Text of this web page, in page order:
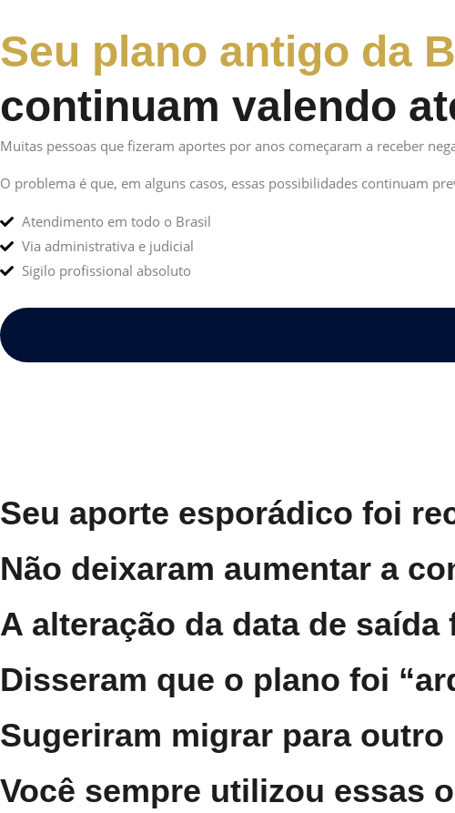
Seu plano antigo da
continuam valendo
Muitas pessoas que fizeram aportes por anos começaram a receber
O problema é que, em alguns casos, essas possibilidades continuam
Atendimento em todo o Brasil
Via administrativa e judicial
Sigilo profissional absoluto
Seu aporte esporádico foi
Não deixaram aumentar a
A alteração da data de
Disseram que o plano foi
Sugeriram migrar para
Você sempre utilizou essas